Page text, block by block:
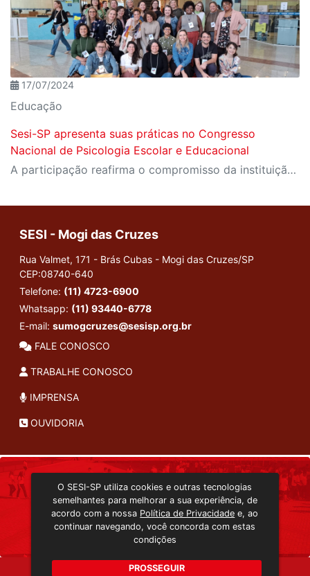
17/07/2024
Educação
Sesi-SP apresenta suas práticas no Congresso
Nacional de Psicologia Escolar e Educacional
A participação reafirma o compromisso da instituição com a área como uma ferramenta essencial para a transformação social
SESI - Mogi das Cruzes
Rua Valmet, 171 - Brás Cubas - Mogi das Cruzes/SP
CEP:08740-640
Telefone: (11) 4723-6900
Whatsapp: (11) 93440-6778
E-mail: sumogcruzes@sesisp.org.br
FALE CONOSCO
TRABALHE CONOSCO
IMPRENSA
OUVIDORIA
TRANSMISSÃO ON-LINE
EDITORA SESI-SP
CONSULTA AO ACERVO
Copyright 2026 © Todos os direitos reservados. -
O SESI-SP utiliza cookies e outras tecnologias
semelhantes para melhorar a sua experiência, de
acordo com a nossa Política de Privacidade e, ao
continuar navegando, você concorda com estas
condições
PROSSEGUIR